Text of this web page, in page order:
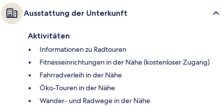
Ausstattung der Unterkunft
Aktivitäten
Informationen zu Radtouren
Fitnesseinrichtungen in der Nähe (kostenloser Zugang)
Fahrradverleih in der Nähe
Öko-Touren in der Nähe
Wander- und Radwege in der Nähe